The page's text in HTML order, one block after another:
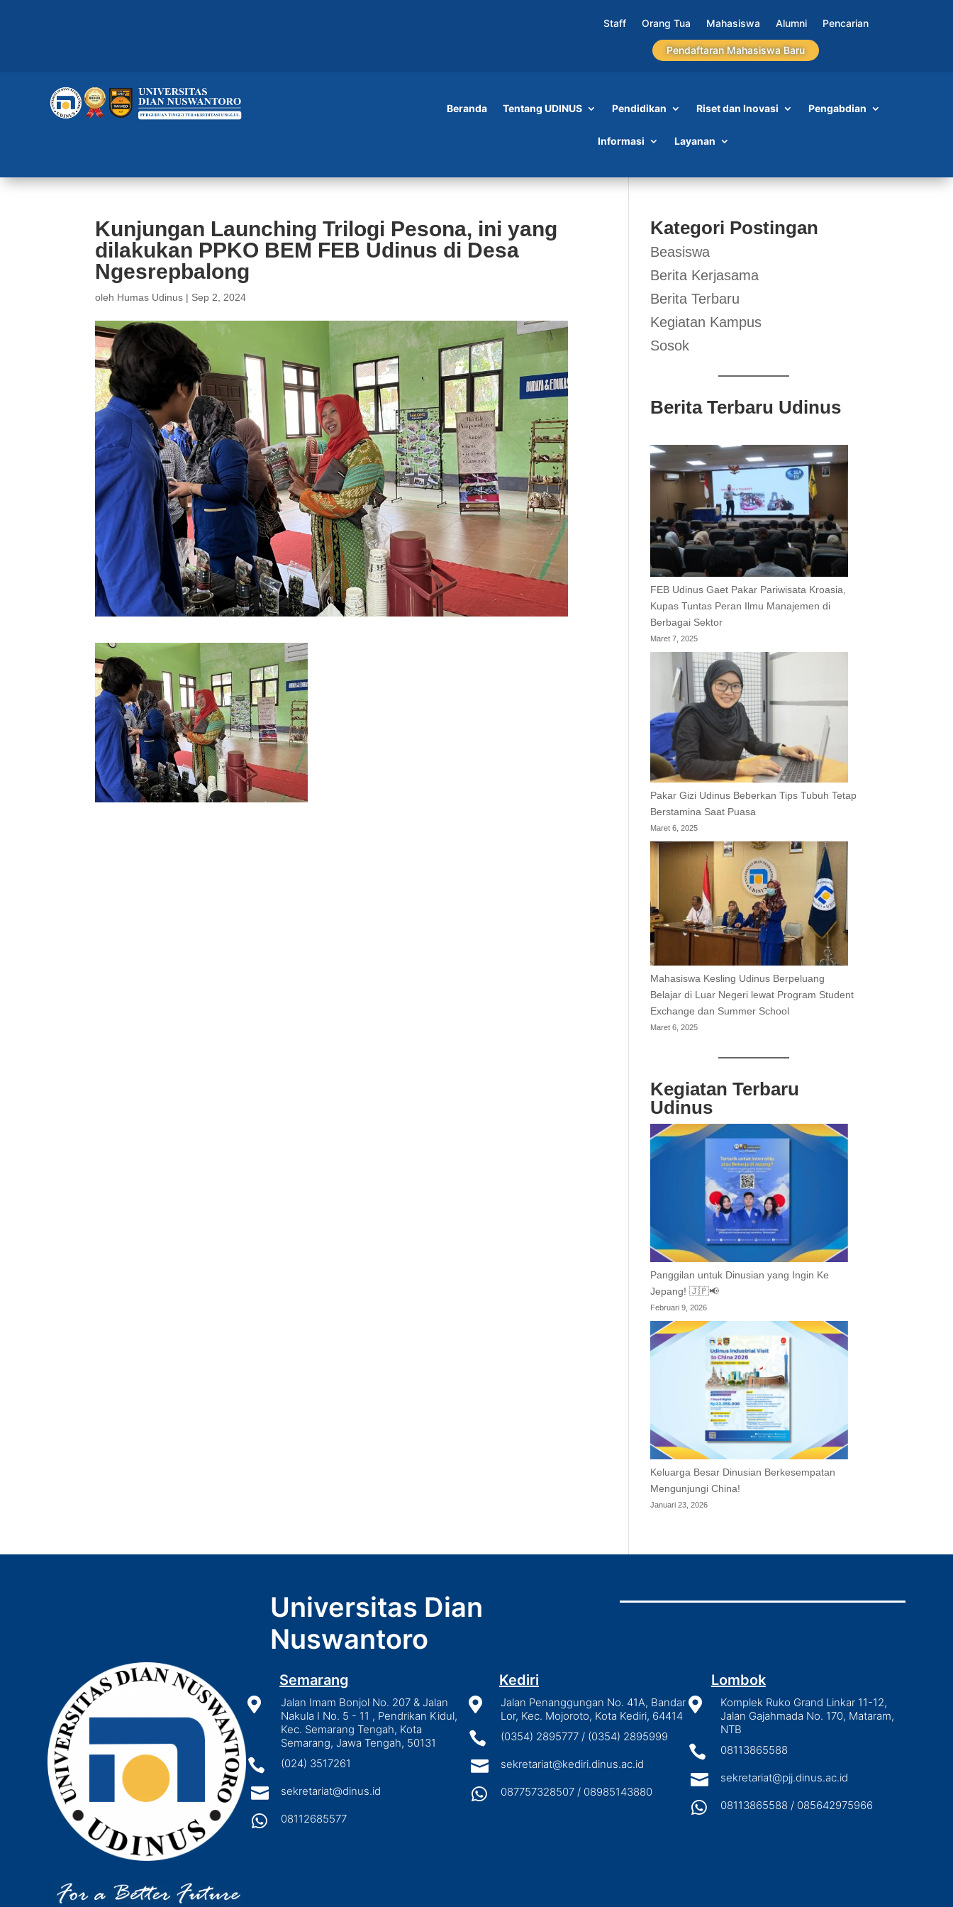
Staff Orang Tua Mahasiswa Alumni Pencarian
Pendaftaran Mahasiswa Baru
Beranda Tentang UDINUS Pendidikan Riset dan Inovasi Pengabdian
Informasi Layanan
Kunjungan Launching Trilogi Pesona, ini yang
dilakukan PPKO BEM FEB Udinus di Desa
Ngesrepbalong
oleh Humas Udinus | Sep 2, 2024
Kategori Postingan
Beasiswa
Berita Kerjasama
Berita Terbaru
Kegiatan Kampus
Sosok
Berita Terbaru Udinus
FEB Udinus Gaet Pakar Pariwisata Kroasia,
Kupas Tuntas Peran Ilmu Manajemen di
Berbagai Sektor
Maret 7, 2025
Pakar Gizi Udinus Beberkan Tips Tubuh Tetap
Berstamina Saat Puasa
Maret 6, 2025
Mahasiswa Kesling Udinus Berpeluang
Belajar di Luar Negeri lewat Program Student
Exchange dan Summer School
Maret 6, 2025
Kegiatan Terbaru
Udinus
Panggilan untuk Dinusian yang Ingin Ke
Jepang! 🇯🇵📢
Februari 9, 2026
Keluarga Besar Dinusian Berkesempatan
Mengunjungi China!
Januari 23, 2026
Universitas Dian
Nuswantoro
Semarang

Jalan Imam Bonjol No. 207 & Jalan
Nakula I No. 5 - 11 , Pendrikan Kidul,
Kec. Semarang Tengah, Kota
Semarang, Jawa Tengah, 50131
 (024) 3517261
 sekretariat@dinus.id
 08112685577
Kediri

Jalan Penanggungan No. 41A, Bandar
Lor, Kec. Mojoroto, Kota Kediri, 64414
 (0354) 2895777 / (0354) 2895999
 sekretariat@kediri.dinus.ac.id
 087757328507 / 08985143880
Lombok

Komplek Ruko Grand Linkar 11-12,
Jalan Gajahmada No. 170, Mataram,
NTB
 08113865588
 sekretariat@pjj.dinus.ac.id
 08113865588 / 085642975966